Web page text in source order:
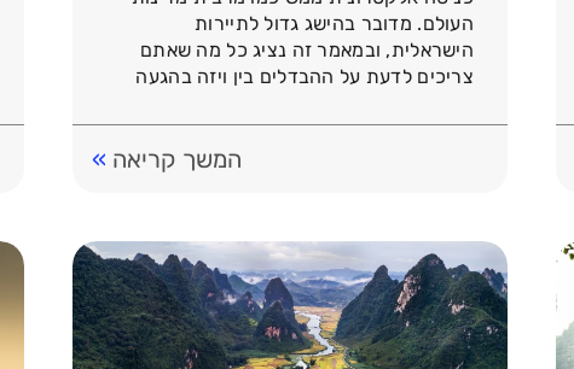
העולם. מדובר בהישג גדול לתיירות
הישראלית, ובמאמר זה נציג כל מה שאתם
צריכים לדעת על ההבדלים בין ויזה בהגעה
המשך קריאה »